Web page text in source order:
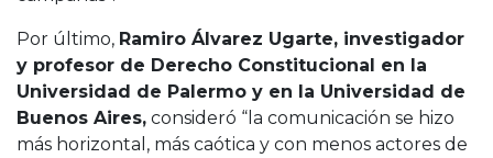
Por último, Ramiro Álvarez Ugarte, investigador
y profesor de Derecho Constitucional en la
Universidad de Palermo y en la Universidad de
Buenos Aires, consideró “la comunicación se hizo
más horizontal, más caótica y con menos actores de